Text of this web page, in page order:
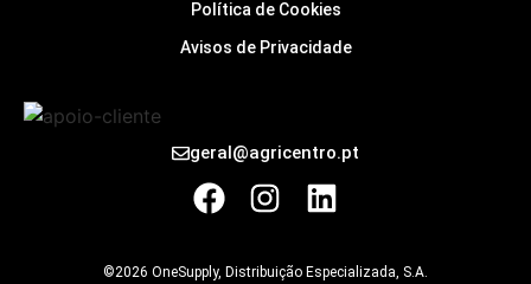
Política de Cookies
Avisos de Privacidade
geral@agricentro.pt
©2026 OneSupply, Distribuição Especializada, S.A.